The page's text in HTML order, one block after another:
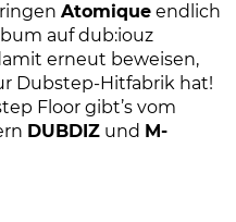
Atomique endlich
auf dub:iouz
erneut beweisen,
Dubstep-Hitfabrik hat!
Floor gibt’s vom
DUBDIZ und M-